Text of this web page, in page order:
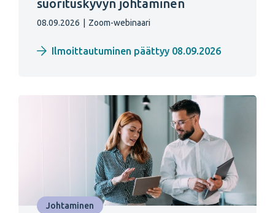
suorituskyvyn johtaminen
08.09.2026 Zoom-webinaari
Ilmoittautuminen päättyy 08.09.2026
Johtaminen